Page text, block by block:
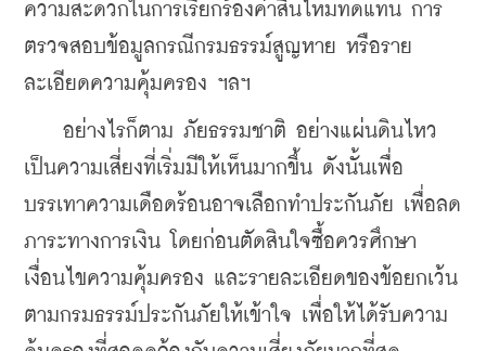
ความสะดวกในการเรียกร้องค่าสินไหมทดแทน การ
ตรวจสอบข้อมูลกรณีกรมธรรม์สูญหาย หรือราย
ละเอียดความคุ้มครอง ฯลฯ
อย่างไรก็ตาม ภัยธรรมชาติ อย่างแผ่นดินไหว
เป็นความเสี่ยงที่เริ่มมีให้เห็นมากขึ้น ดังนั้นเพื่อ
บรรเทาความเดือดร้อนอาจเลือกทำประกันภัย เพื่อลด
ภาระทางการเงิน โดยก่อนตัดสินใจซื้อควรศึกษา
เงื่อนไขความคุ้มครอง และรายละเอียดของข้อยกเว้น
ตามกรมธรรม์ประกันภัยให้เข้าใจ เพื่อให้ได้รับความ